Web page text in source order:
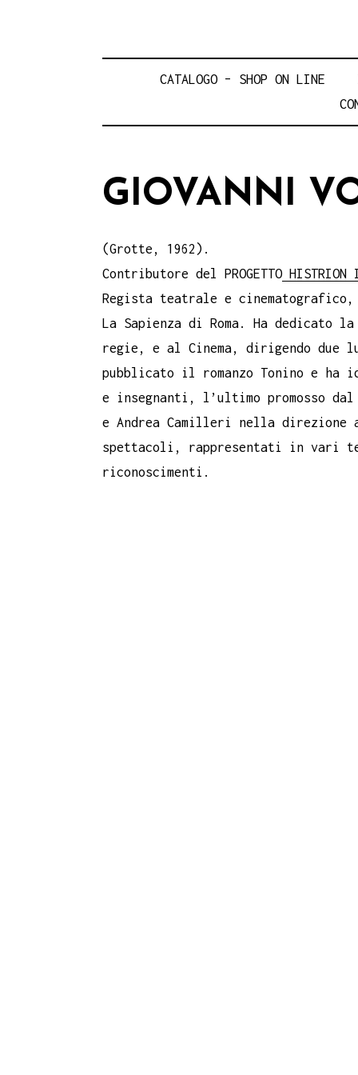
CATALOGO – SHOP ON LINE
GIOVANNI
(Grotte, 1962).
Contributore del PROGETTO HISTRION
Regista teatrale e
La Sapienza di Roma. Ha
regie, e al Cinema, dirigendo due
pubblicato il romanzo Tonino e
e insegnanti, l’ultimo promosso
e Andrea Camilleri nella
spettacoli, rappresentati in vari
riconoscimenti.